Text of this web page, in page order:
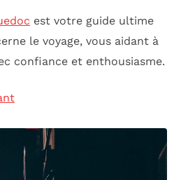
est votre guide ultime
le voyage, vous aidant à
confiance et enthousiasme.